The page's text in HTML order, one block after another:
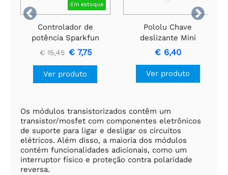


Em estoque
Controlador de
potência Sparkfun
MOSFET
€ 15,45 € 7,75
Ver produto
Pololu Chave
deslizante Mini
MOSFET com
proteção contra
tensão reversa, LV
€ 6,40
Ver produto
Os módulos transistorizados contêm um
transistor/mosfet com componentes eletrônicos
de suporte para ligar e desligar os circuitos
elétricos. Além disso, a maioria dos módulos
contém funcionalidades adicionais, como um
interruptor físico e proteção contra polaridade
reversa.